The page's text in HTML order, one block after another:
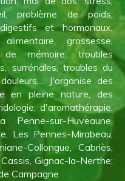
problème de poids,
et hormonaux,
grossesse,
mémoire, troubles
surrénales, troubles du
J'organise des
en pleine nature, des
d'aromathérapie.
Penne-sur-Huveaune,
Les Pennes-Mirabeau,
Collongue, Cabriès,
Gignac-la-Nerthe;
Campagne